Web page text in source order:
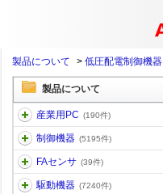
製品について > 低圧配電制御機器
製品について
産業用PC (190件)
制御機器 (5195件)
FAセンサ (39件)
駆動機器 (7240件)